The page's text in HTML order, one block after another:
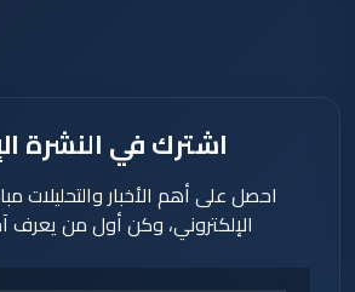
اشترك في النشرة
احصل على أهم الأخبار والتحليلات
الإلكتروني، وكن أول من يعرف